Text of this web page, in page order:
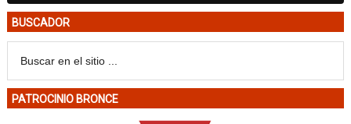
BUSCADOR
PATROCINIO BRONCE